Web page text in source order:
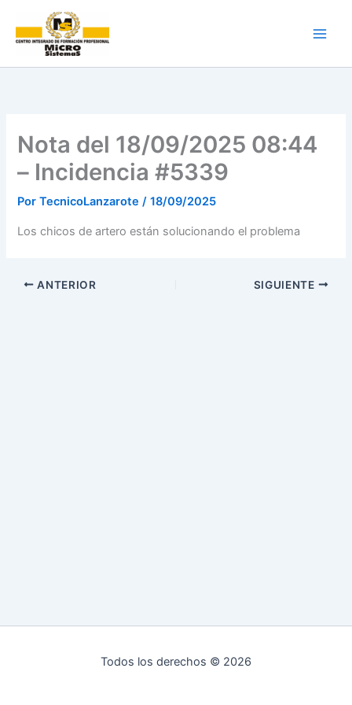
contenido
Nota del 18/09/2025 08:44
– Incidencia #5339
PorTecnicoLanzarote/18/09/2025
Los chicos de artero están solucionando el problema
ANTERIOR SIGUIENTE
Todos los derechos © 2026